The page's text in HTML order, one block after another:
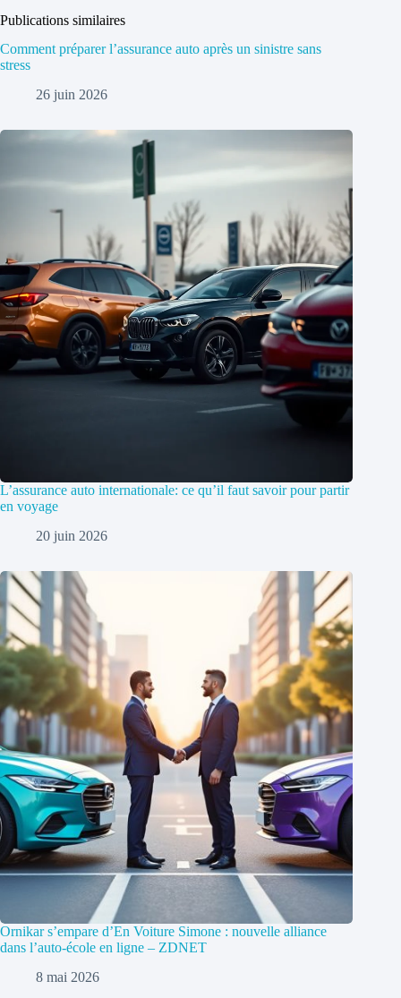
Publications similaires
Comment préparer l’assurance auto après un sinistre sans
stress
26 juin 2026
L’assurance auto internationale: ce qu’il faut savoir pour partir
en voyage
20 juin 2026
Ornikar s’empare d’En Voiture Simone : nouvelle alliance
dans l’auto-école en ligne – ZDNET
8 mai 2026